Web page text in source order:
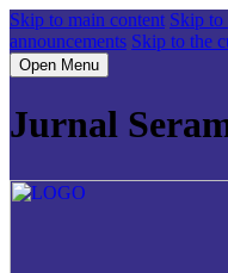
Skip to main content Skip to
announcements Skip to the
Open Menu
Jurnal